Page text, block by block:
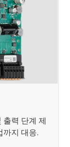
출력 단계 제
까지 대응.